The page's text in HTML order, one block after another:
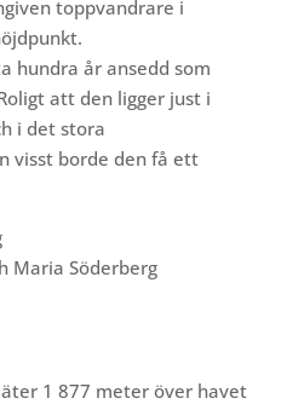
toppvandrare i
hundra år ansedd som
att den ligger just i
i det stora
visst borde den få ett
Maria Söderberg
1 877 meter över havet